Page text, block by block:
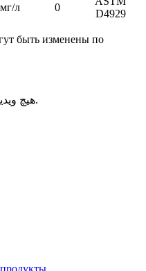
мг/л 0
D4929
быть изменены по
هیچ ویدیویی برای این محصول موجود نیست.